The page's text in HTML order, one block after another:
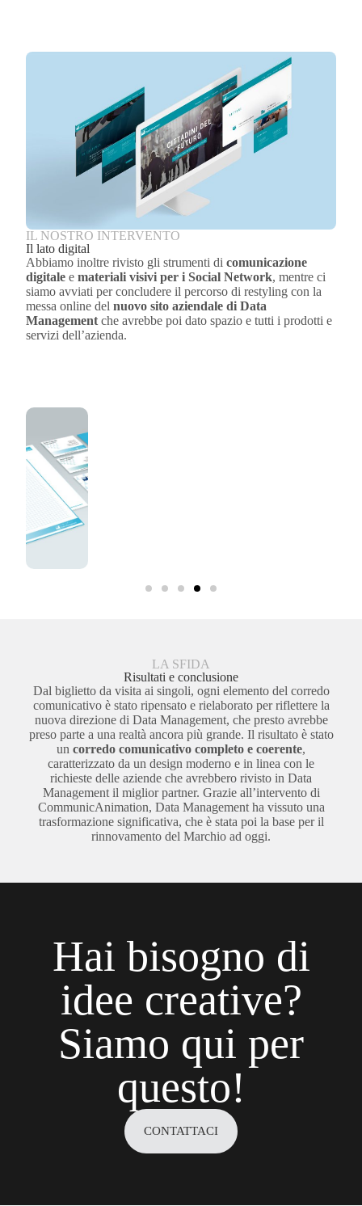
IL NOSTRO INTERVENTO
Il lato digital
Abbiamo inoltre rivisto gli strumenti di comunicazione
digitale e materiali visivi per i Social Network, mentre ci
siamo avviati per concludere il percorso di restyling con la
messa online del nuovo sito aziendale di Data
Management che avrebbe poi dato spazio e tutti i prodotti e
servizi dell’azienda.
LA SFIDA
Risultati e conclusione
Dal biglietto da visita ai singoli, ogni elemento del corredo
comunicativo è stato ripensato e rielaborato per riflettere la
nuova direzione di Data Management, che presto avrebbe
preso parte a una realtà ancora più grande. Il risultato è stato
un corredo comunicativo completo e coerente,
caratterizzato da un design moderno e in linea con le
richieste delle aziende che avrebbero rivisto in Data
Management il miglior partner. Grazie all’intervento di
CommunicAnimation, Data Management ha vissuto una
trasformazione significativa, che è stata poi la base per il
rinnovamento del Marchio ad oggi.
Hai bisogno di
idee creative?
Siamo qui per
questo!
CONTATTACI